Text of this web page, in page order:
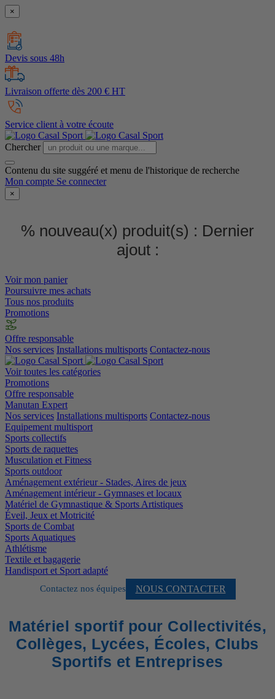
×
Devis sous 48h
Livraison offerte dès 200 € HT
Service client à votre écoute
Chercher
Contenu du site suggéré et menu de l'historique de recherche
Mon compte Se connecter
×
% nouveau(x) produit(s) : Dernier
ajout :
Voir mon panier
Poursuivre mes achats
Tous nos produits
Promotions
Offre responsable
Nos services Installations multisports Contactez-nous
Voir toutes les catégories
Promotions
Offre responsable
Manutan Expert
Nos services Installations multisports Contactez-nous
Equipement multisport
Sports collectifs
Sports de raquettes
Musculation et Fitness
Sports outdoor
Aménagement extérieur - Stades, Aires de jeux
Aménagement intérieur - Gymnases et locaux
Matériel de Gymnastique & Sports Artistiques
Éveil, Jeux et Motricité
Sports de Combat
Sports Aquatiques
Athlétisme
Textile et bagagerie
Handisport et Sport adapté
Contactez nos équipes NOUS CONTACTER
Matériel sportif pour Collectivités,
Collèges, Lycées, Écoles, Clubs
Sportifs et Entreprises